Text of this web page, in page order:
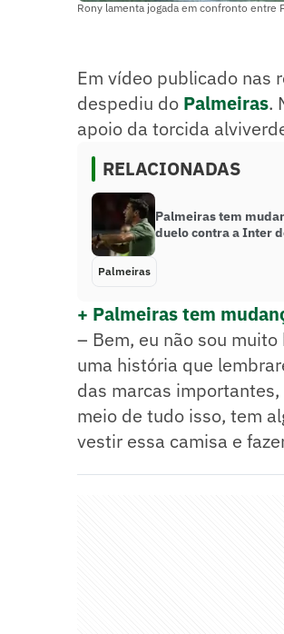
Rony lamenta jogada em confronto entre
Em vídeo publicado nas
despediu do Palmeiras.
apoio da torcida
RELACIONADAS
Palmeiras tem
duelo contra a Inter
Palmeiras
+ Palmeiras tem
– Bem, eu não sou
uma história que
das marcas
meio de tudo isso, tem
vestir essa camisa e